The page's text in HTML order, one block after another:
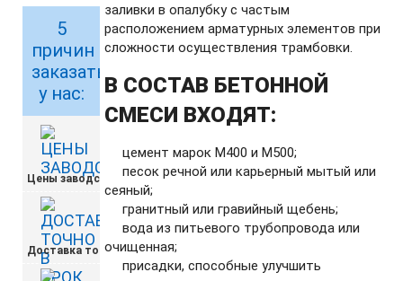
5
причин
заказать
у нас:
Цены заводские
Доставка точно в срок
заливки в опалубку с частым
расположением арматурных элементов при
сложности осуществления трамбовки.
В СОСТАВ БЕТОННОЙ
СМЕСИ ВХОДЯТ:
цемент марок М400 и М500;
песок речной или карьерный мытый или
сеяный;
гранитный или гравийный щебень;
вода из питьевого трубопровода или
очищенная;
присадки, способные улучшить